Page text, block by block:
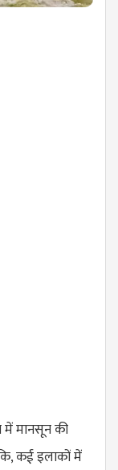
में मानसून की
कई इलाकों में